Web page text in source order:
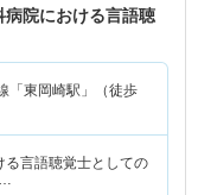
院における言語聴
「東岡崎駅」（徒歩
る言語聴覚士としての
…